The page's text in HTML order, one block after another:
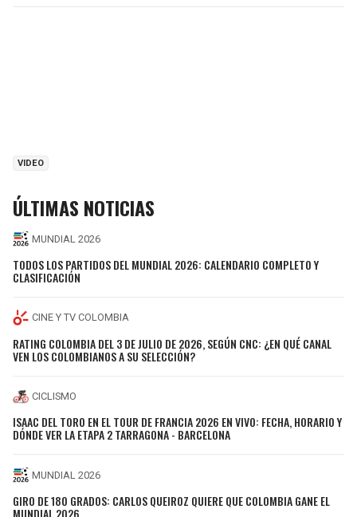
VIDEO
ÚLTIMAS NOTICIAS
MUNDIAL 2026
TODOS LOS PARTIDOS DEL MUNDIAL 2026: CALENDARIO COMPLETO Y
CLASIFICACIÓN
CINE Y TV COLOMBIA
RATING COLOMBIA DEL 3 DE JULIO DE 2026, SEGÚN CNC: ¿EN QUÉ CANAL
VEN LOS COLOMBIANOS A SU SELECCIÓN?
CICLISMO
ISAAC DEL TORO EN EL TOUR DE FRANCIA 2026 EN VIVO: FECHA, HORARIO Y
DÓNDE VER LA ETAPA 2 TARRAGONA - BARCELONA
MUNDIAL 2026
GIRO DE 180 GRADOS: CARLOS QUEIROZ QUIERE QUE COLOMBIA GANE EL
MUNDIAL 2026